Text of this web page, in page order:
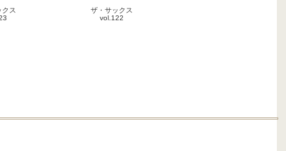
ス
ザ・サックス
vol.122